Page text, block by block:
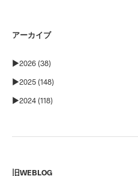
アーカイブ
►2026 (38)
►2025 (148)
►2024 (118)
旧WEBLOG